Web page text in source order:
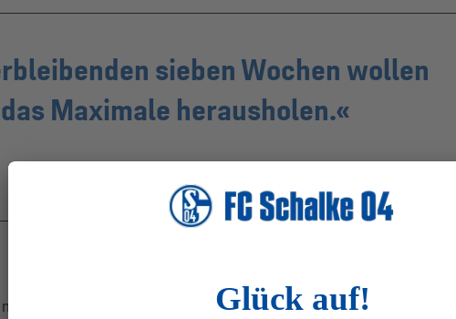
sieben Wochen wollen
Maximale herausholen.
Gelben Karte ein Spiel aussetzen müssen, spielt in unseren